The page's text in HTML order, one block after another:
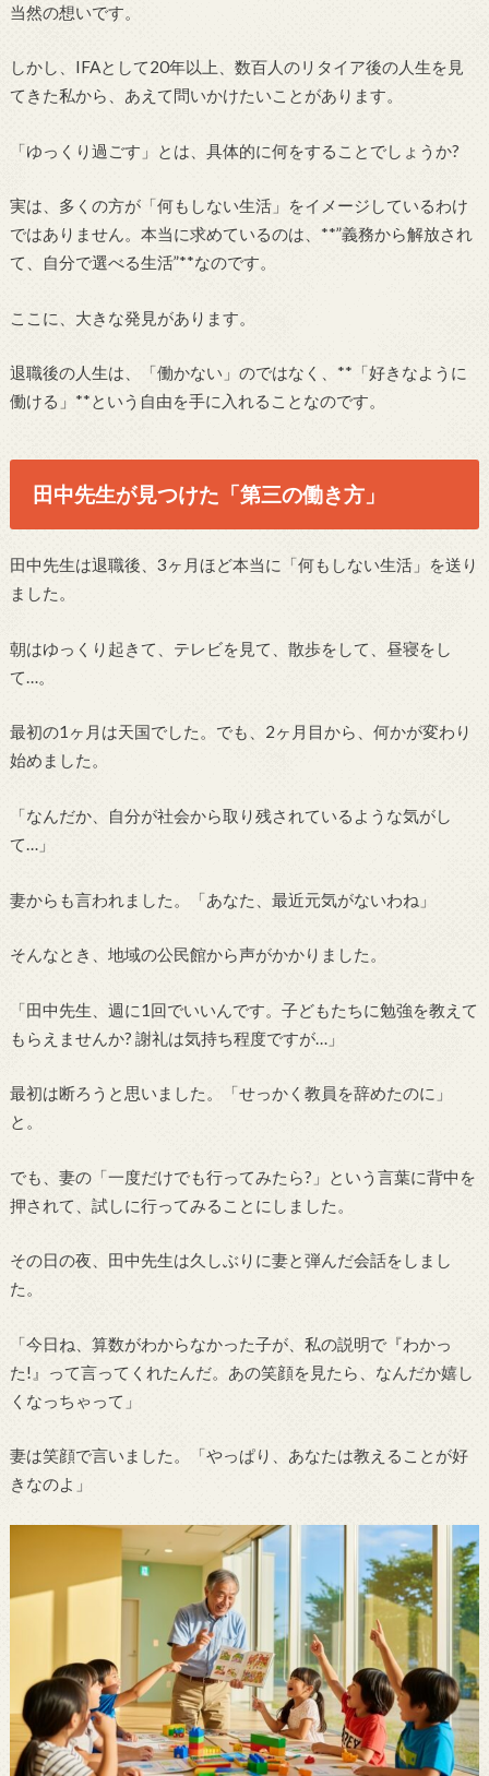
当然の想いです。
しかし、IFAとして20年以上、数百人のリタイア後の人生を見
てきた私から、あえて問いかけたいことがあります。
「ゆっくり過ごす」とは、具体的に何をすることでしょうか?
実は、多くの方が「何もしない生活」をイメージしているわけ
ではありません。本当に求めているのは、**”義務から解放され
て、自分で選べる生活”**なのです。
ここに、大きな発見があります。
退職後の人生は、「働かない」のではなく、**「好きなように
働ける」**という自由を手に入れることなのです。
田中先生が見つけた「第三の働き方」
田中先生は退職後、3ヶ月ほど本当に「何もしない生活」を送り
ました。
朝はゆっくり起きて、テレビを見て、散歩をして、昼寝をし
て…。
最初の1ヶ月は天国でした。でも、2ヶ月目から、何かが変わり
始めました。
「なんだか、自分が社会から取り残されているような気がし
て…」
妻からも言われました。「あなた、最近元気がないわね」
そんなとき、地域の公民館から声がかかりました。
「田中先生、週に1回でいいんです。子どもたちに勉強を教えて
もらえませんか? 謝礼は気持ち程度ですが…」
最初は断ろうと思いました。「せっかく教員を辞めたのに」
と。
でも、妻の「一度だけでも行ってみたら?」という言葉に背中を
押されて、試しに行ってみることにしました。
その日の夜、田中先生は久しぶりに妻と弾んだ会話をしまし
た。
「今日ね、算数がわからなかった子が、私の説明で『わかっ
た!』って言ってくれたんだ。あの笑顔を見たら、なんだか嬉し
くなっちゃって」
妻は笑顔で言いました。「やっぱり、あなたは教えることが好
きなのよ」